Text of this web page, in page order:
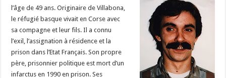
k
at
k
l’âge de 49 ans. Originaire de Villabona,
le réfugié basque vivait en Corse avec
sa compagne et leur fils. Il a connu
l’exil, l’assignation à résidence et la
prison dans l’Etat Français. Son propre
père, prisonnier politique est mort d’un
infarctus en 1990 en prison. Ses